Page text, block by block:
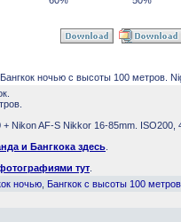
Бангкок ночью с высоты 100 метров.
Nikon AF-S Nikkor 16-85mm. ISO200,
и Бангкока здесь
тут
ночью Бангкок с высоты 100 метров